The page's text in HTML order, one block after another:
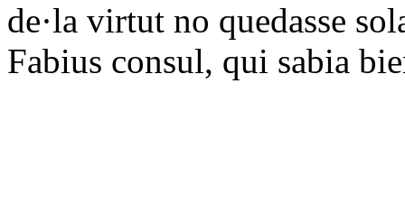
de·la virtut no quedasse
Fabius consul, qui sabia